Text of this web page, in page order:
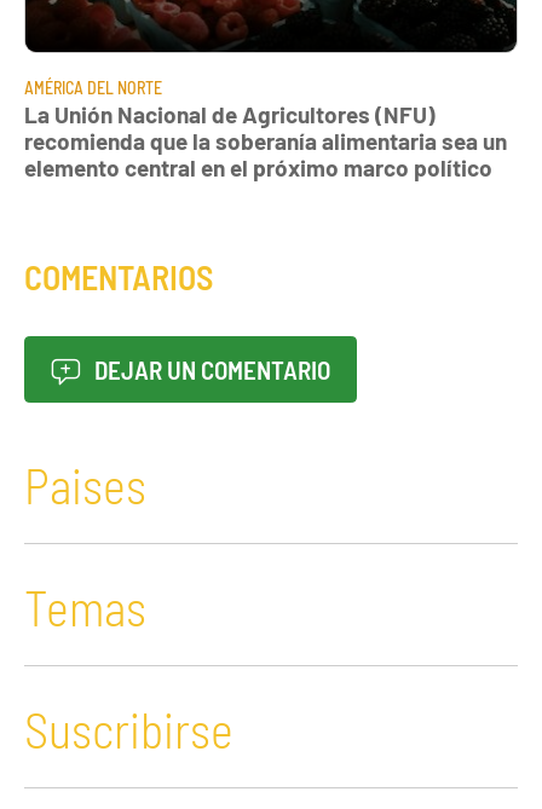
AMÉRICA DEL NORTE
La Unión Nacional de Agricultores (NFU)
recomienda que la soberanía alimentaria sea un
elemento central en el próximo marco político
COMENTARIOS
DEJAR UN COMENTARIO
Paises
Temas
Suscribirse